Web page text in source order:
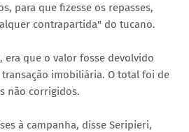
para que fizesse os repasses,
contrapartida" do tucano.
era que o valor fosse devolvido
imobiliária. O total foi de
não corrigidos.
à campanha, disse Seripieri,